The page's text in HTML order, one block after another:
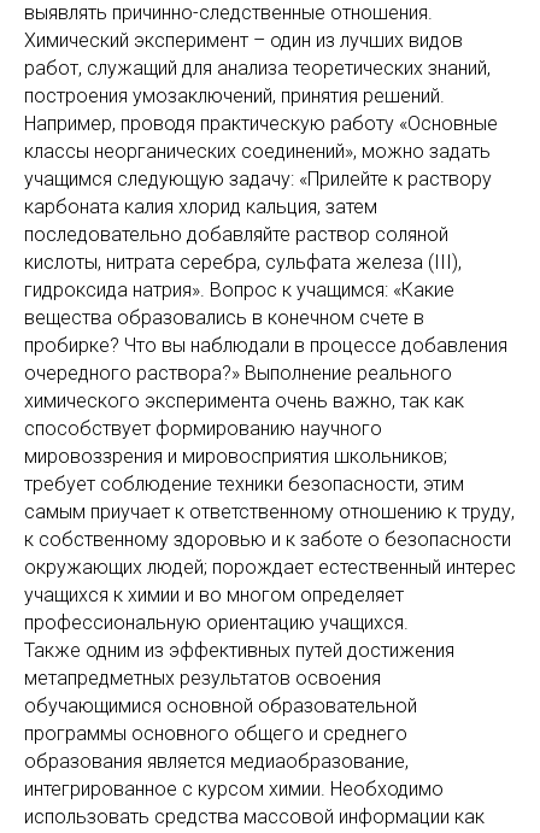
выявлять причинно-следственные отношения.
Химический эксперимент – один из лучших видов
работ, служащий для анализа теоретических знаний,
построения умозаключений, принятия решений.
Например, проводя практическую работу «Основные
классы неорганических соединений», можно задать
учащимся следующую задачу: «Прилейте к раствору
карбоната калия хлорид кальция, затем
последовательно добавляйте раствор соляной
кислоты, нитрата серебра, сульфата железа (III),
гидроксида натрия». Вопрос к учащимся: «Какие
вещества образовались в конечном счете в
пробирке? Что вы наблюдали в процессе добавления
очередного раствора?» Выполнение реального
химического эксперимента очень важно, так как
способствует формированию научного
мировоззрения и мировосприятия школьников;
требует соблюдение техники безопасности, этим
самым приучает к ответственному отношению к труду,
к собственному здоровью и к заботе о безопасности
окружающих людей; порождает естественный интерес
учащихся к химии и во многом определяет
профессиональную ориентацию учащихся.
Также одним из эффективных путей достижения
метапредметных результатов освоения
обучающимися основной образовательной
программы основного общего и среднего
образования является медиаобразование,
интегрированное с курсом химии. Необходимо
использовать средства массовой информации как